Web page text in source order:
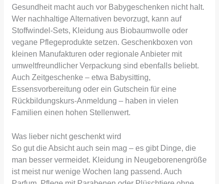
Gesundheit macht auch vor Babygeschenken nicht halt.
Wer nachhaltige Alternativen bevorzugt, kann auf
Stoffwindel-Sets, Kleidung aus Biobaumwolle oder
vegane Pflegeprodukte setzen. Geschenkboxen von
kleinen Manufakturen oder regionale Anbieter mit
umweltfreundlicher Verpackung sind ebenfalls beliebt.
Auch Zeitgeschenke – etwa Babysitting,
Essensvorbereitung oder ein Gutschein für eine
Rückbildungskurs-Anmeldung – haben in vielen
Familien einen hohen Stellenwert.
Was lieber nicht geschenkt wird
So gut die Absicht auch sein mag – es gibt Dinge, die
man besser vermeidet. Kleidung in Neugeborenengröße
ist meist nur wenige Wochen lang passend. Auch